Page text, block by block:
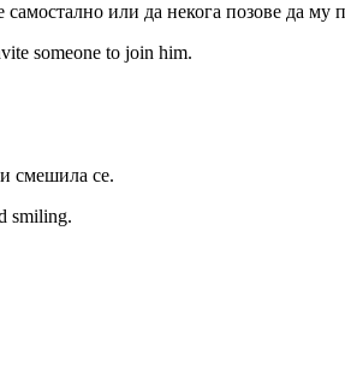
или да некога позове да му
someone to join him.
и смешила се.
smiling.